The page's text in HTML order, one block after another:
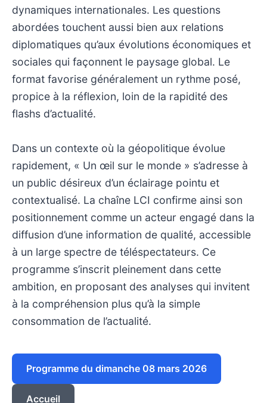
dynamiques internationales. Les questions
abordées touchent aussi bien aux relations
diplomatiques qu’aux évolutions économiques et
sociales qui façonnent le paysage global. Le
format favorise généralement un rythme posé,
propice à la réflexion, loin de la rapidité des
flashs d’actualité.
Dans un contexte où la géopolitique évolue
rapidement, « Un œil sur le monde » s’adresse à
un public désireux d’un éclairage pointu et
contextualisé. La chaîne LCI confirme ainsi son
positionnement comme un acteur engagé dans la
diffusion d’une information de qualité, accessible
à un large spectre de téléspectateurs. Ce
programme s’inscrit pleinement dans cette
ambition, en proposant des analyses qui invitent
à la compréhension plus qu’à la simple
consommation de l’actualité.
Programme du dimanche 08 mars 2026
Accueil